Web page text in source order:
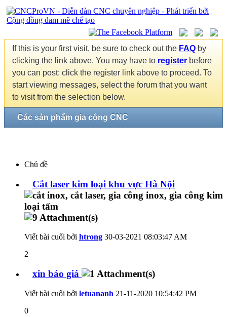
If this is your first visit, be sure to check out the FAQ by
clicking the link above. You may have to register before
you can post: click the register link above to proceed. To
start viewing messages, select the forum that you want
to visit from the selection below.
Các sản phẩm gia công CNC
Chủ đề
Cắt laser kim loại khu vực Hà Nội
Viết bài cuối bởi htrong 30-03-2021 08:03:47 AM
2
xin báo giá
Viết bài cuối bởi letuananh 21-11-2020 10:54:42 PM
0